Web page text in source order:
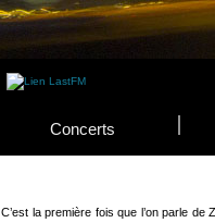
Concerts
C’est la première fois que l’on parle